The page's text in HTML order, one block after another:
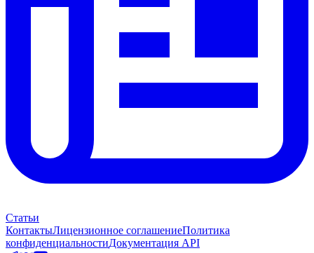
Статьи
КонтактыЛицензионное соглашениеПолитика
конфиденциальностиДокументация API